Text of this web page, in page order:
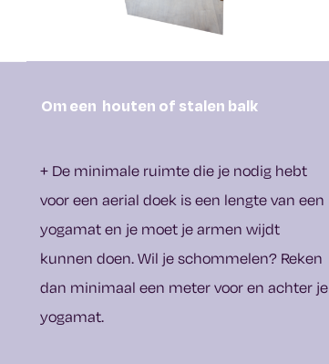
Om een houten of stalen balk
+ De minimale ruimte die je nodig hebt
voor een aerial doek is een lengte van een
yogamat en je moet je armen wijdt
kunnen doen. Wil je schommelen? Reken
dan minimaal een meter voor en achter je
yogamat.